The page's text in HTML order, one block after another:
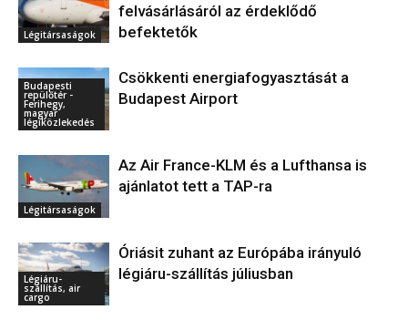
Légitársaságok
felvásárlásáról az érdeklődő
befektetők
Budapesti
repülőtér -
Ferihegy,
magyar
légiközlekedés
Csökkenti energiafogyasztását a
Budapest Airport
Légitársaságok
Az Air France-KLM és a Lufthansa is
ajánlatot tett a TAP-ra
Légiáru-
szállítás, air
cargo
Óriásit zuhant az Európába irányuló
légiáru-szállítás júliusban